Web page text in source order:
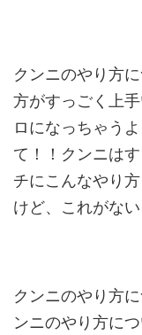
クンニのやり方
方がすっごく上
ロになっちゃう
て！！クンニは
チにこんなやり
けど、これがな
クンニのやり方
ンニのやり方に